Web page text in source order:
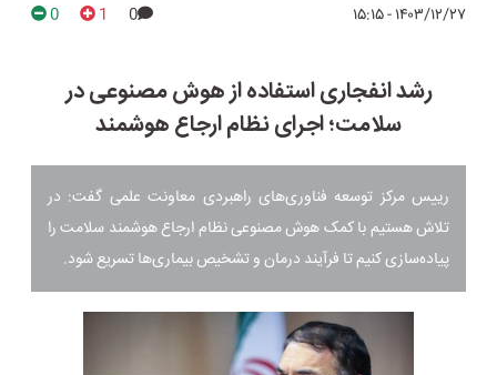
۱۴۰۳/۱۲/۲۷ - ۱۵:۱۵ 0
1
0
رشد انفجاری استفاده از هوش مصنوعی در
سلامت؛ اجرای نظام ارجاع هوشمند
رییس مرکز توسعه فناوری‌های راهبردی معاونت علمی گفت: در
تلاش هستیم با کمک هوش مصنوعی نظام ارجاع هوشمند سلامت را
پیاده‌سازی کنیم تا فرآیند درمان و تشخیص بیماری‌ها تسریع شود.